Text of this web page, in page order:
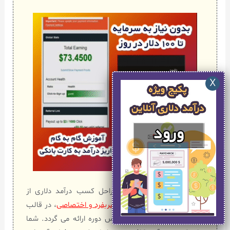
در این پکیج صفر تا صد مراحل کسب درآمد دلاری از
اینترنت با روشهای کاملاًمنحصربفرد و اختصاصی، در قالب
یک فیلم آموزشی توسط مدرس دوره ارائه می گردد. شما